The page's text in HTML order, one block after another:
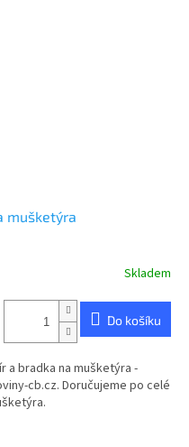
mušketýra
Skladem
Do košíku
a bradka na mušketýra -
cb.cz. Doručujeme po celé